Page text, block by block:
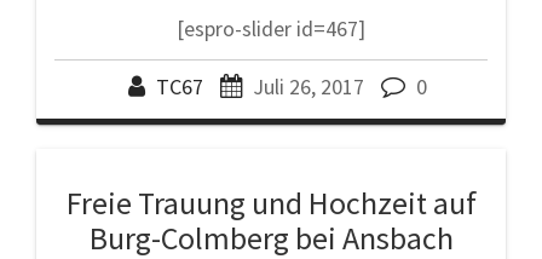
[espro-slider id=467]
TC67 Juli 26, 2017 0
Freie Trauung und Hochzeit auf
Burg-Colmberg bei Ansbach